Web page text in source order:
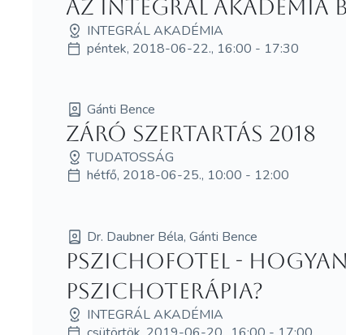
Az Integrál Akadémia
INTEGRÁL AKADÉMIA
péntek, 2018-06-22., 16:00 - 17:30
Gánti Bence
Záró Szertartás 2018
TUDATOSSÁG
hétfő, 2018-06-25., 10:00 - 12:00
Dr. Daubner Béla, Gánti Bence
Pszichofotel -
pszichoterápia?
INTEGRÁL AKADÉMIA